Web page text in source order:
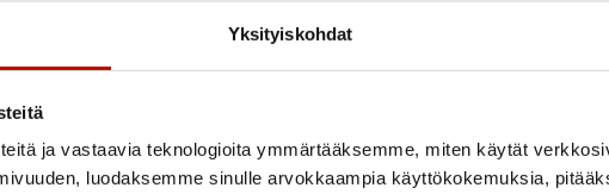
Yksityiskohdat
ja vastaavia teknologioita ymmärtääksemme, miten käytät
luodaksemme sinulle arvokkaampia käyttökokemuksia,